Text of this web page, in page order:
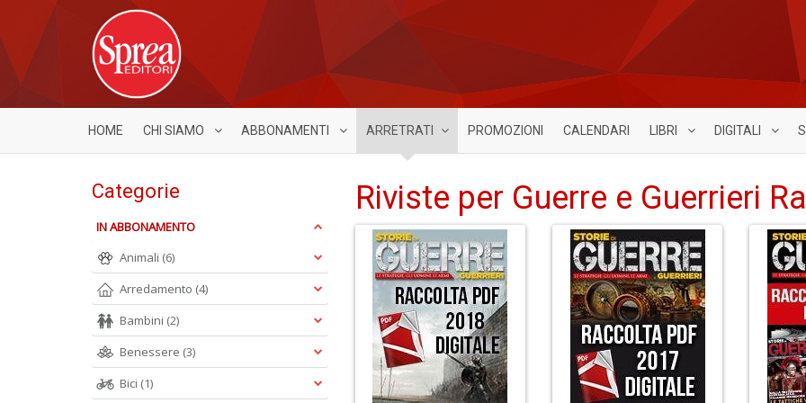
HOME CHI SIAMO ABBONAMENTI ARRETRATI PROMOZIONI CALENDARI LIBRI DIGITALI
Riviste per Guerre e Guerrieri
Categorie
IN ABBONAMENTO
Animali (6)
Arredamento (4)
Bambini (2)
Benessere (3)
Bici (1)